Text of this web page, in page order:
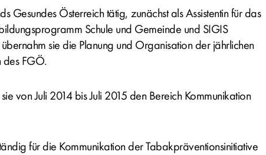
Gesundes Österreich tätig, zunächst als Assistentin für das
Schule und Gemeinde und SIGIS
sie die Planung und Organisation der jährlichen
des FGÖ.
von Juli 2014 bis Juli 2015 den Bereich Kommunikation
für die Kommunikation der Tabakpräventionsinitiative